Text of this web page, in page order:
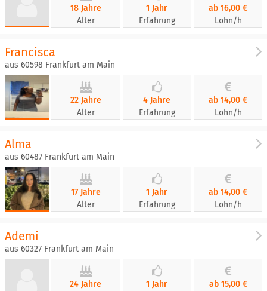
18 Jahre
Alter
1 Jahr
Erfahrung
ab 16,00 €
Lohn/h
Francisca
aus 60598 Frankfurt am Main
22 Jahre
Alter
4 Jahre
Erfahrung
ab 14,00 €
Lohn/h
Alma
aus 60487 Frankfurt am Main
17 Jahre
Alter
1 Jahr
Erfahrung
ab 14,00 €
Lohn/h
Ademi
aus 60327 Frankfurt am Main
24 Jahre
1 Jahr
ab 15,00 €